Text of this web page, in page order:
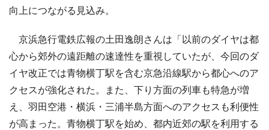
向上につながる見込み。
京浜急行電鉄広報の土田逸朗さんは「以前のダイヤは都
心から郊外の遠距離の速達性を重視していたが、今回のダ
イヤ改正では青物横丁駅を含む京急沿線駅から都心へのア
クセスが強化された。また、下り方面の列車も特急が増
え、羽田空港・横浜・三浦半島方面へのアクセスも利便性
が高まった。青物横丁駅を始め、都内近郊の駅を利用する